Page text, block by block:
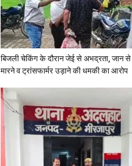
बिजली चेकिंग के दौरान जेई से अभद्रता, जान से
मारने व ट्रांसफार्मर उड़ाने की धमकी का आरोप